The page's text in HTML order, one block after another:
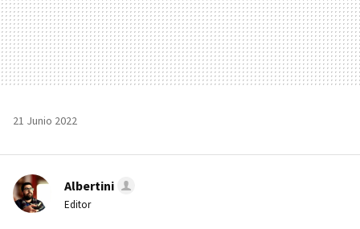
21 Junio 2022
Albertini
Editor